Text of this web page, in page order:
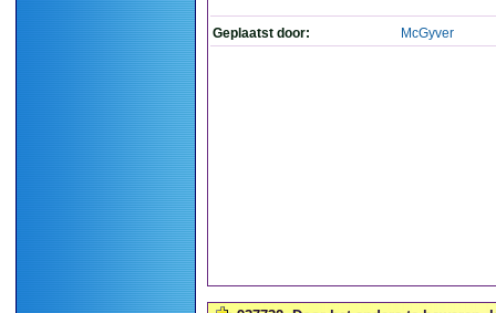
Geplaatst door: McGyver